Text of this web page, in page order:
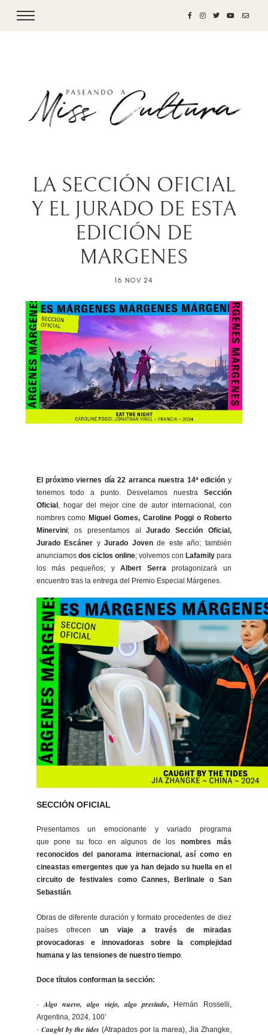
LA SECCIÓN OFICIAL
Y EL JURADO DE ESTA
EDICIÓN DE
MARGENES
16 NOV 24
El próximo viernes día 22 arranca nuestra 14ª edición y
tenemos todo a punto. Desvelamos nuestra Sección
Oficial , hogar del mejor cine de autor internacional, con
nombres como Miguel Gomes, Caroline Poggi o Roberto
Minervini; os presentamos alJurado Sección Oficial,
Jurado Escáner yJurado Jovende este año; también
anunciamos dos ciclos online; volvemos con Lafamilypara
los más pequeños; yAlbert Serraprotagonizará un
encuentro tras la entrega del Premio Especial Márgenes.
SECCIÓN OFICIAL
Presentamos un emocionante y variado programa
que pone su foco en algunos de los nombres más
reconocidos del panorama internacional, así como en
cineastas emergentes que ya han dejado su huella en el
circuito de festivales como Cannes, Berlinale o San
Sebastián.
Obras de diferente duración y formato procedentes de diez
países ofrecen un viaje a través de miradas
provocadoras e innovadoras sobre la complejidad
humana y las tensiones de nuestro tiempo.
Doce títulos conforman la sección:
·Algo nuevo, algo viejo, algo prestado, Hernán Rosselli,
Argentina, 2024, 100’
· Caught by the tides (Atrapados por la marea), Jia Zhangke,